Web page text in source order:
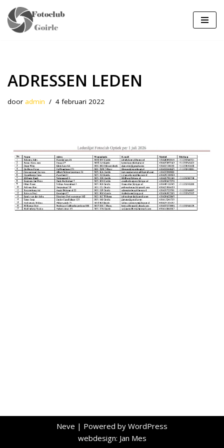
Ga
ADRESSEN LEDEN
door admin 4 februari 2022
Neve | Powered by WordPress
webdesign: Jan Mes